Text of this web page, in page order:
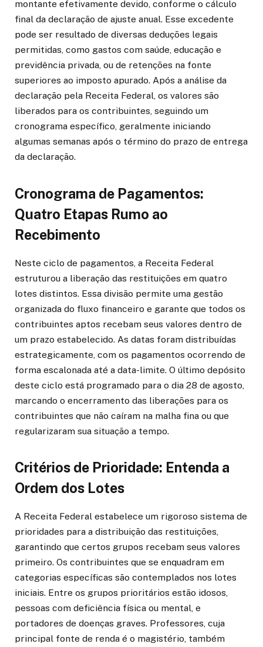
montante efetivamente devido, conforme o cálculo
final da declaração de ajuste anual. Esse excedente
pode ser resultado de diversas deduções legais
permitidas, como gastos com saúde, educação e
previdência privada, ou de retenções na fonte
superiores ao imposto apurado. Após a análise da
declaração pela Receita Federal, os valores são
liberados para os contribuintes, seguindo um
cronograma específico, geralmente iniciando
algumas semanas após o término do prazo de entrega
da declaração.
Cronograma de Pagamentos:
Quatro Etapas Rumo ao
Recebimento
Neste ciclo de pagamentos, a Receita Federal
estruturou a liberação das restituições em quatro
lotes distintos. Essa divisão permite uma gestão
organizada do fluxo financeiro e garante que todos os
contribuintes aptos recebam seus valores dentro de
um prazo estabelecido. As datas foram distribuídas
estrategicamente, com os pagamentos ocorrendo de
forma escalonada até a data-limite. O último depósito
deste ciclo está programado para o dia 28 de agosto,
marcando o encerramento das liberações para os
contribuintes que não caíram na malha fina ou que
regularizaram sua situação a tempo.
Critérios de Prioridade: Entenda a
Ordem dos Lotes
A Receita Federal estabelece um rigoroso sistema de
prioridades para a distribuição das restituições,
garantindo que certos grupos recebam seus valores
primeiro. Os contribuintes que se enquadram em
categorias específicas são contemplados nos lotes
iniciais. Entre os grupos prioritários estão idosos,
pessoas com deficiência física ou mental, e
portadores de doenças graves. Professores, cuja
principal fonte de renda é o magistério, também